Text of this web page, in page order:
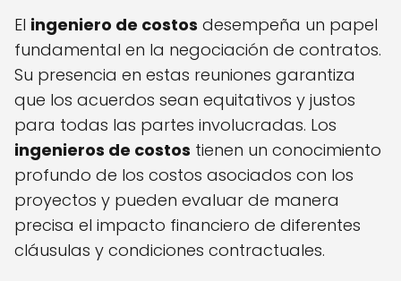
El ingeniero de costos desempeña un papel
fundamental en la negociación de contratos.
Su presencia en estas reuniones garantiza
que los acuerdos sean equitativos y justos
para todas las partes involucradas. Los
ingenieros de costos tienen un conocimiento
profundo de los costos asociados con los
proyectos y pueden evaluar de manera
precisa el impacto financiero de diferentes
cláusulas y condiciones contractuales.